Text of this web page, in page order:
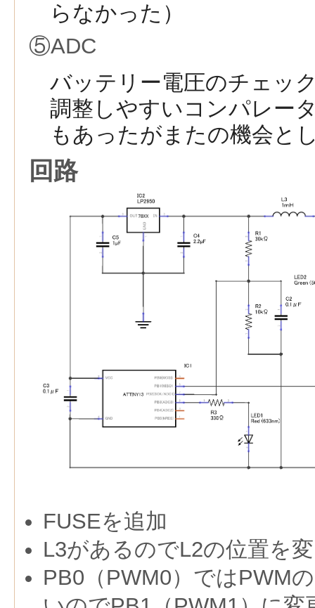
らなかった）
⑤ADC
バッテリー電圧のチェッ
調整しやすいコンパレー
もあったがまたの機会と
回路
FUSEを追加
L3があるのでL2の位置を
PB0（PWM0）ではPWM